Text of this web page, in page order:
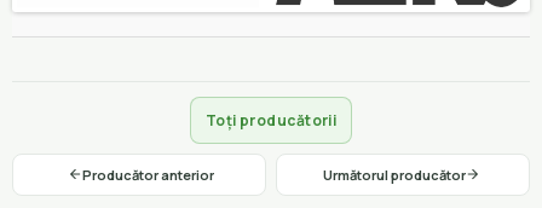
Producător anterior
Toți producătorii
Următorul producător